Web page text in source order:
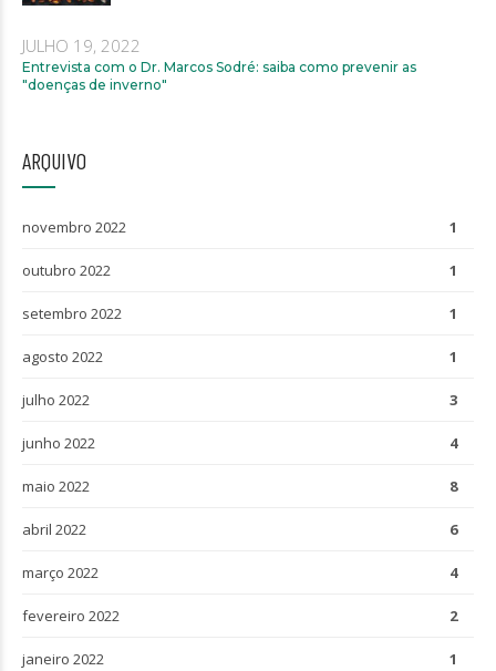
JULHO 19, 2022
Entrevista com o Dr. Marcos Sodré: saiba como prevenir as
"doenças de inverno"
ARQUIVO
novembro 2022 1
outubro 2022 1
setembro 2022 1
agosto 2022 1
julho 2022 3
junho 2022 4
maio 2022 8
abril 2022 6
março 2022 4
fevereiro 2022 2
janeiro 2022 1